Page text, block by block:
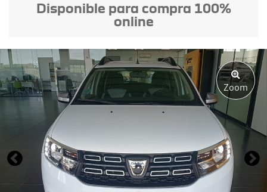
Disponible para compra 100%
online
Zoom